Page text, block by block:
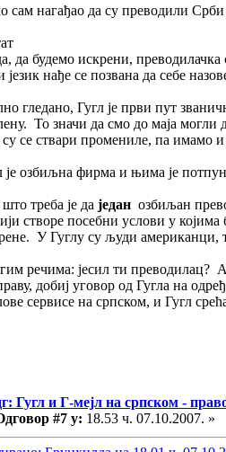
сам нагађао да су преводили Срби
да будемо искрени,
језик нађе се позвана да себе
гледано, Гугл је први пут
То значи да смо до маја могли
се ствари промениле, па имамо
је озбиљна фирма и њима је
треба је да један озбиљан
створе посебни услови у
У Гуглу су људи американци,
речима: јесил ти преводилац?
добиј уговор од Гугла на
сервисе на српском, и Гугл
Гугл и Г-мејл на српском -
#7 у: 18.53 ч. 07.10.2007. »